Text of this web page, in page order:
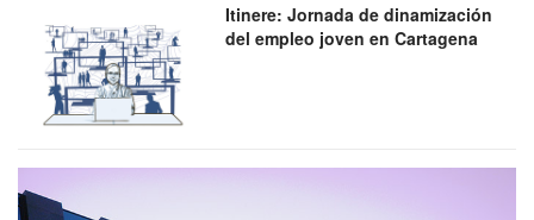
Itinere: Jornada de dinamización
del empleo joven en Cartagena